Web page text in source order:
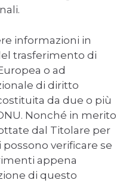
informazioni in
trasferimento di
o ad
di diritto
da due o più
Nonché in merito
dal Titolare per
verificare se
appena
di questo